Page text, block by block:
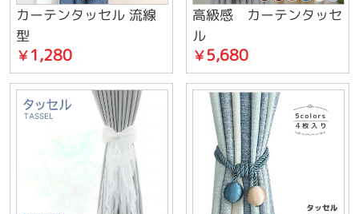
カーテンタッセル 流線
型
￥1,280
高級感 カーテンタッセ
ル
￥5,680